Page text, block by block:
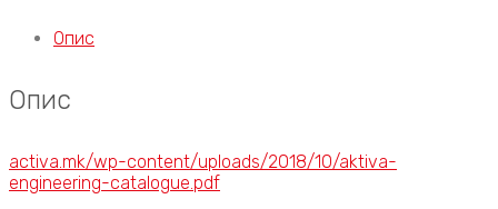
Опис
Опис
activa.mk/wp-content/uploads/2018/10/aktiva-
engineering-catalogue.pdf